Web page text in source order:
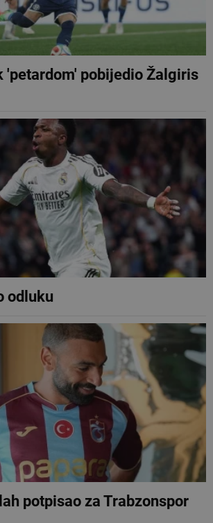
pobijedio Žalgiris
odluku
potpisao za Trabzonspor